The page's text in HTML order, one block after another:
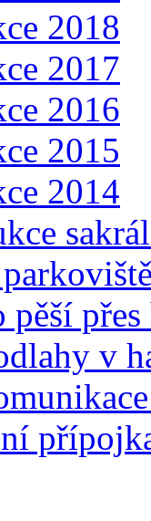
2018
2017
2016
2015
2014
pěší
v